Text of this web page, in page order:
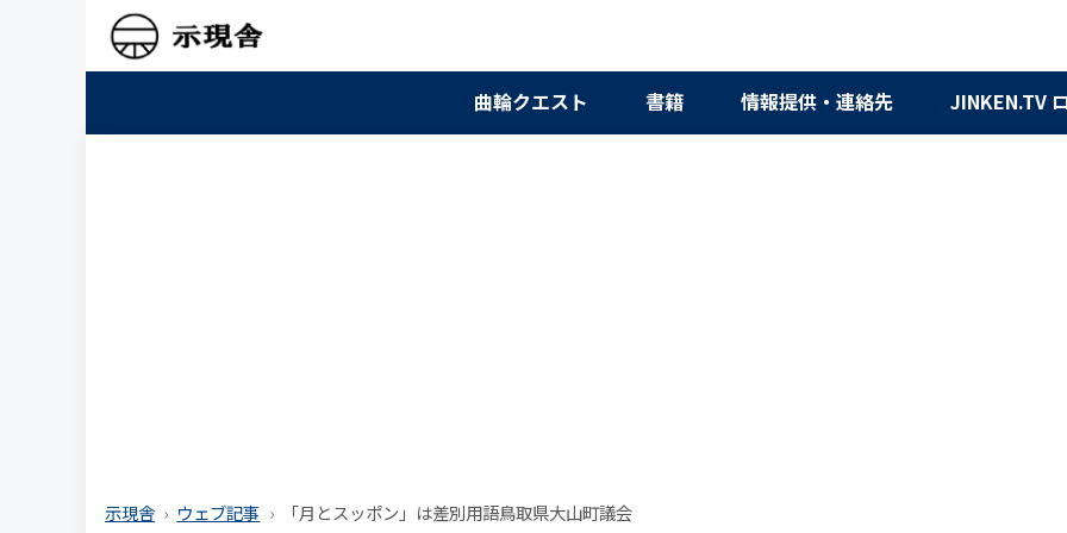
曲輪クエスト 書籍 情報提供・連絡先 JINKEN.TV
示現舎 ウェブ記事 「月とスッポン」は差別用語鳥取県大山町議会